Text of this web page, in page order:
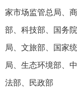
家市场监管总局、
部、科技部、国务
局、文旅部、国家
局、生态环境部、
法部、民政部